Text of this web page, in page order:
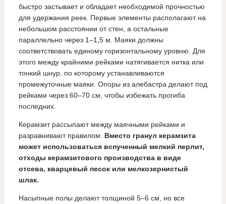
быстро застывает и обладает необходимой прочностью
для удержания реек. Первые элементы располагают на
небольшом расстоянии от стен, а остальные
параллельно через 1–1,5 м. Маяки должны
соответствовать единому горизонтальному уровню. Для
этого между крайними рейками натягивается нитка или
тонкий шнур, по которому устанавливаются
промежуточные маяки. Опоры из алебастра делают под
рейками через 60–70 см, чтобы избежать прогиба
последних.
Керамзит рассыпают между маячными рейками и
разравнивают правилом. Вместо гранул керамзита
может использоваться вспученный мелкий перлит,
отходы керамзитового производства в виде
отсева, кварцевый песок или мелкозернистый
шлак.
Насыпные полы делают толщиной 5–6 см, но все